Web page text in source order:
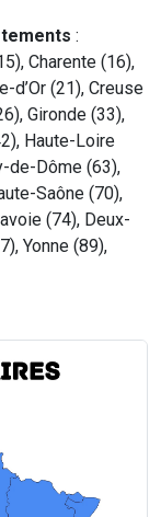
:
Charente (16),
d’Or (21), Creuse
Gironde (33),
Haute-Loire
de-Dôme (63),
Saône (70),
(74), Deux-
Yonne (89),